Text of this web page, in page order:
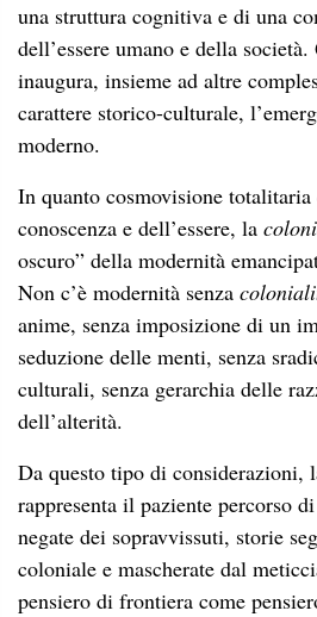
una struttura cognitiva e di una
dell’essere umano e della società.
inaugura, insieme ad altre
carattere storico-culturale,
moderno.
In quanto cosmovisione
conoscenza e dell’essere, la
oscuro” della modernità
Non c’è modernità senza
anime, senza imposizione di un
seduzione delle menti, senza
culturali, senza gerarchia delle
dell’alterità.
Da questo tipo di considerazioni,
rappresenta il paziente percorso
negate dei sopravvissuti, storie
coloniale e mascherate dal
pensiero di frontiera come